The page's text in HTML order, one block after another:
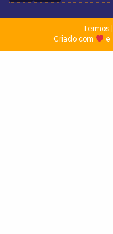
Termos|
Criado com
e